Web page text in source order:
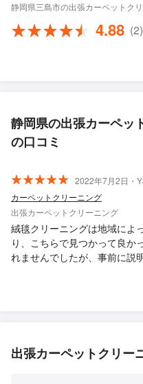
静岡県三島市の出張カーペットク
4.88 (2)
静岡県の出張カーペッ
の口コミ
2022年7月2日・
カーペットクリーニング
出張カーペットクリーニング
絨毯クリーニングは地域によ
り、こちらで見つかって良か
れませんでしたが、事前に説
出張カーペットクリー